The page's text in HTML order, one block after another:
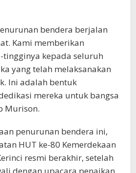
bendera berjalan
Kami memberikan
tingginya kepada seluruh
yang telah melaksanakan
Ini adalah bentuk
mereka untuk bangsa
Murison.
penurunan bendera ini,
HUT ke-80 Kemerdekaan
resmi berakhir, setelah